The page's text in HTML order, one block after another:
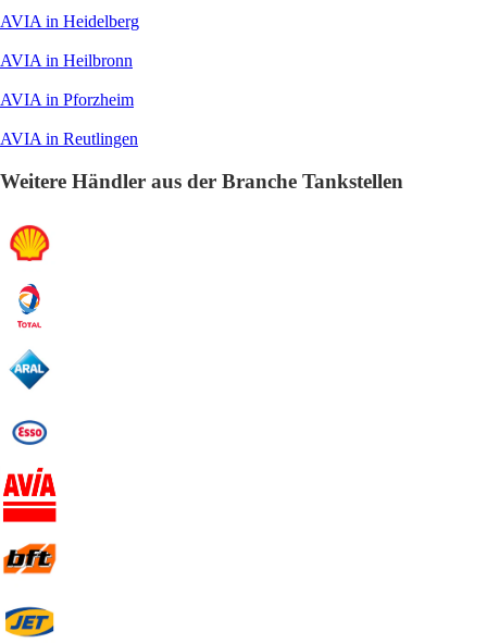
AVIA in Heidelberg
AVIA in Heilbronn
AVIA in Pforzheim
AVIA in Reutlingen
Weitere Händler aus der Branche Tankstellen